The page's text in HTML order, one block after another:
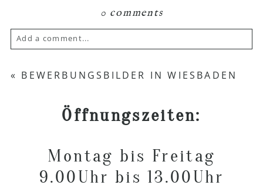
0 comments
Add a comment...
Your email is never published or shared.
« BEWERBUNGSBILDER IN WIESBADEN
Öffnungszeiten:
Montag bis Freitag
9.00Uhr bis 13.00Uhr